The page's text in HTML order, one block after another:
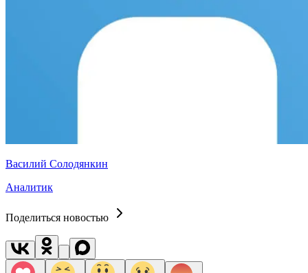
Василий Солодянкин
Аналитик
Поделиться новостью